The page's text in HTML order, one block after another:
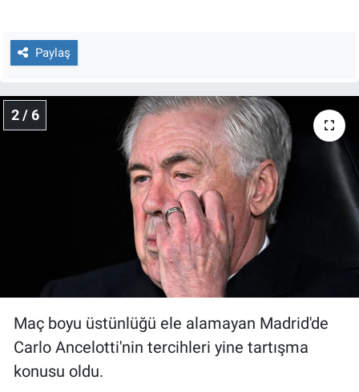
Paylaş
2 / 6
Maç boyu üstünlüğü ele alamayan Madrid'de
Carlo Ancelotti'nin tercihleri yine tartışma
konusu oldu.
Sağlık
Spor
Teknoloji
Türkiye'nin Geleceği
Türkiye'nin Gündemi
Yerel Yaşam
Canlı Yayın